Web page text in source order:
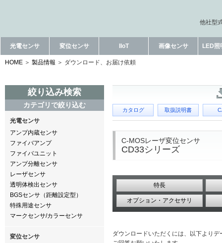
他社型
光電センサ 変位センサ IIoT 画像センサ LED照
HOME 製品情報 ダウンロード、お届け依頼
絞り込み検索
カテゴリで絞り込む
光電センサ
アンプ内蔵センサ
ファイバアンプ
ファイバユニット
アンプ分離センサ
レーザセンサ
透明体検出センサ
BGSセンサ（距離設定型）
特殊用途センサ
マークセンサ/カラーセンサ
変位センサ
カタログ 取扱説明書
C-MOSレーザ変位センサ
CD33シリーズ
特長
オプション・アクセサリ
ダウンロードいただくには、以下より